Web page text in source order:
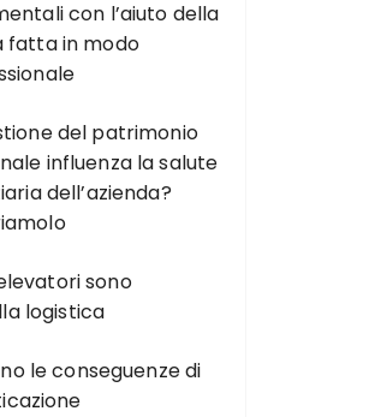
con l’aiuto della
fatta in modo
del patrimonio
influenza la salute
dell’azienda?
sono
logistica
le conseguenze di